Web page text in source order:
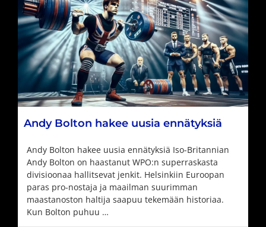
Andy Bolton hakee uusia ennätyksiä
Andy Bolton hakee uusia ennätyksiä Iso-Britannian
Andy Bolton on haastanut WPO:n superraskasta
divisioonaa hallitsevat jenkit. Helsinkiin Euroopan
paras pro-nostaja ja maailman suurimman
maastanoston haltija saapuu tekemään historiaa.
Kun Bolton puhuu …